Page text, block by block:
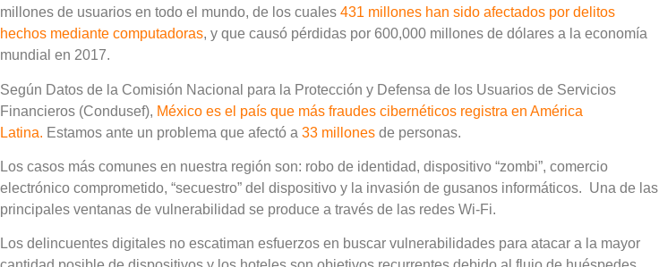
millones de usuarios en todo el mundo, de los cuales 431 millones han sido afectados por delitos
hechos mediante computadoras, y que causó pérdidas por 600,000 millones de dólares a la economía
mundial en 2017.
Según Datos de la Comisión Nacional para la Protección y Defensa de los Usuarios de Servicios
Financieros (Condusef), México es el país que más fraudes cibernéticos registra en América
Latina. Estamos ante un problema que afectó a 33 millones de personas.
Los casos más comunes en nuestra región son: robo de identidad, dispositivo “zombi”, comercio
electrónico comprometido, “secuestro” del dispositivo y la invasión de gusanos informáticos. Una de las
principales ventanas de vulnerabilidad se produce a través de las redes Wi-Fi.
Los delincuentes digitales no escatiman esfuerzos en buscar vulnerabilidades para atacar a la mayor